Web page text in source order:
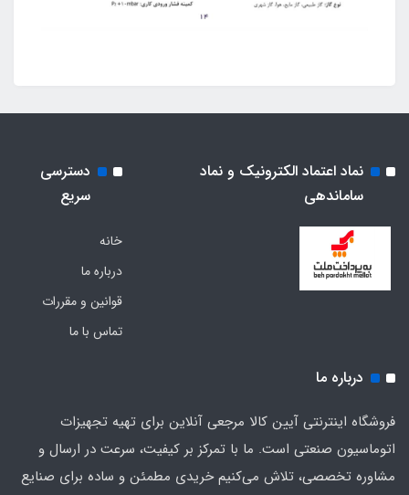
نماد اعتماد الکترونیک و نماد
ساماندهی
دسترسی
سریع
خانه
درباره ما
قوانین و مقررات
تماس با ما
درباره ما
فروشگاه اینترنتی آیین کالا مرجعی آنلاین برای تهیه تجهیزات
اتوماسیون صنعتی است. ما با تمرکز بر کیفیت، سرعت در ارسال و
مشاوره تخصصی، تلاش می‌کنیم خریدی مطمئن و ساده برای صنایع